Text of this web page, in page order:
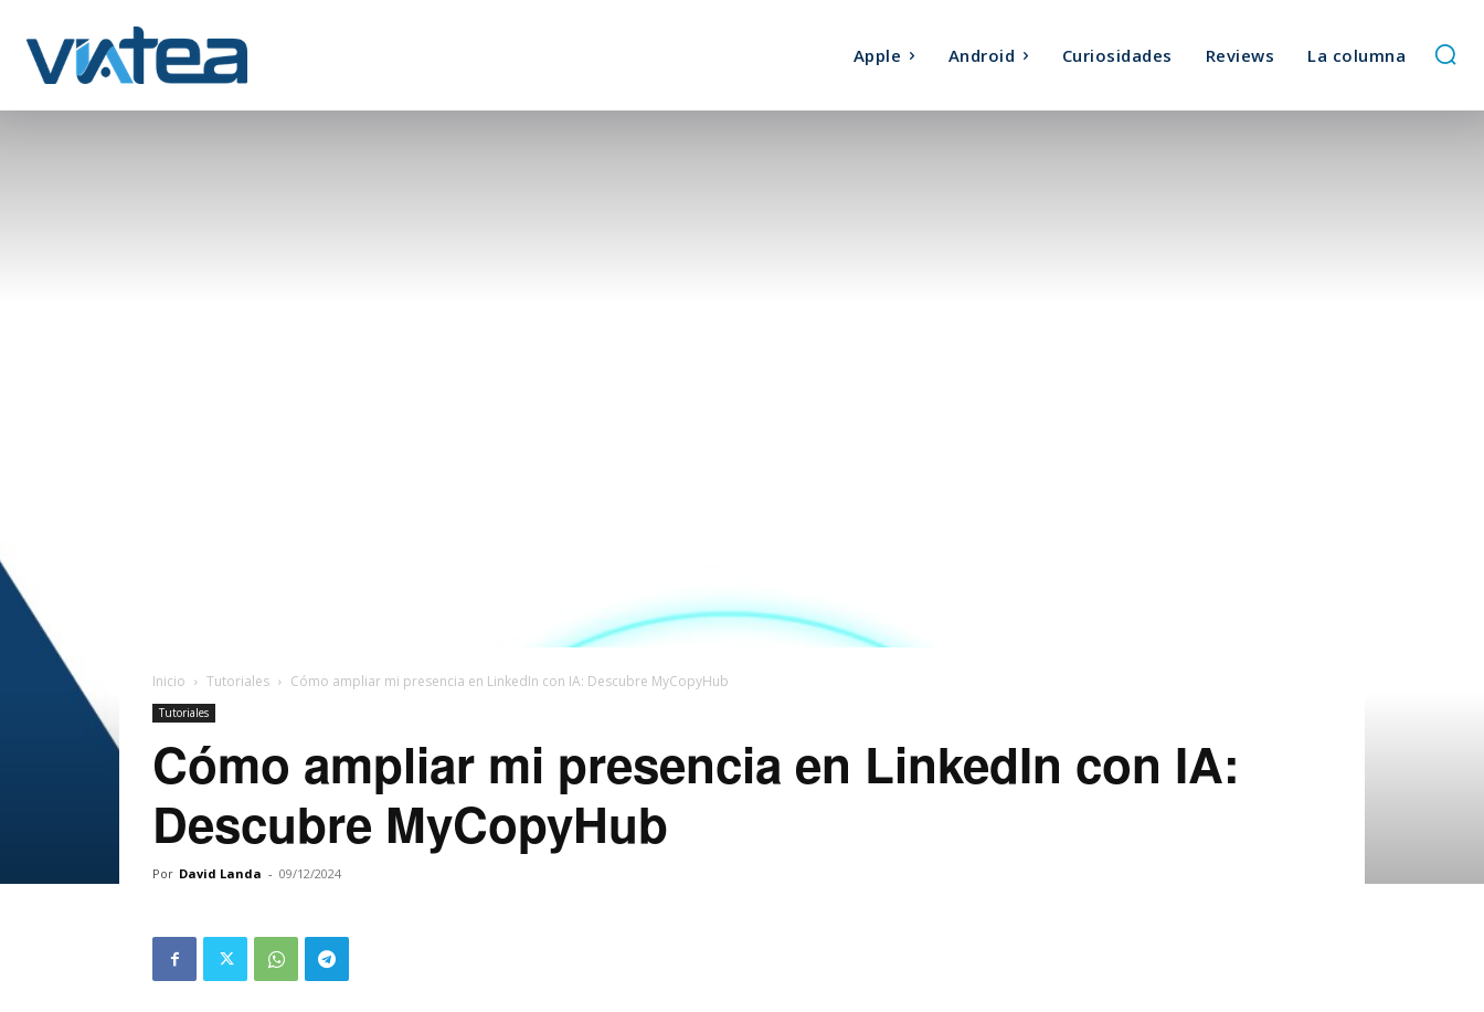
Apple Android Curiosidades Reviews La columna
Inicio Tutoriales Cómo ampliar mi presencia en LinkedIn con IA: Descubre MyCopyHub
Tutoriales
Cómo ampliar mi presencia en LinkedIn con IA:
Descubre MyCopyHub
Por David Landa - 09/12/2024